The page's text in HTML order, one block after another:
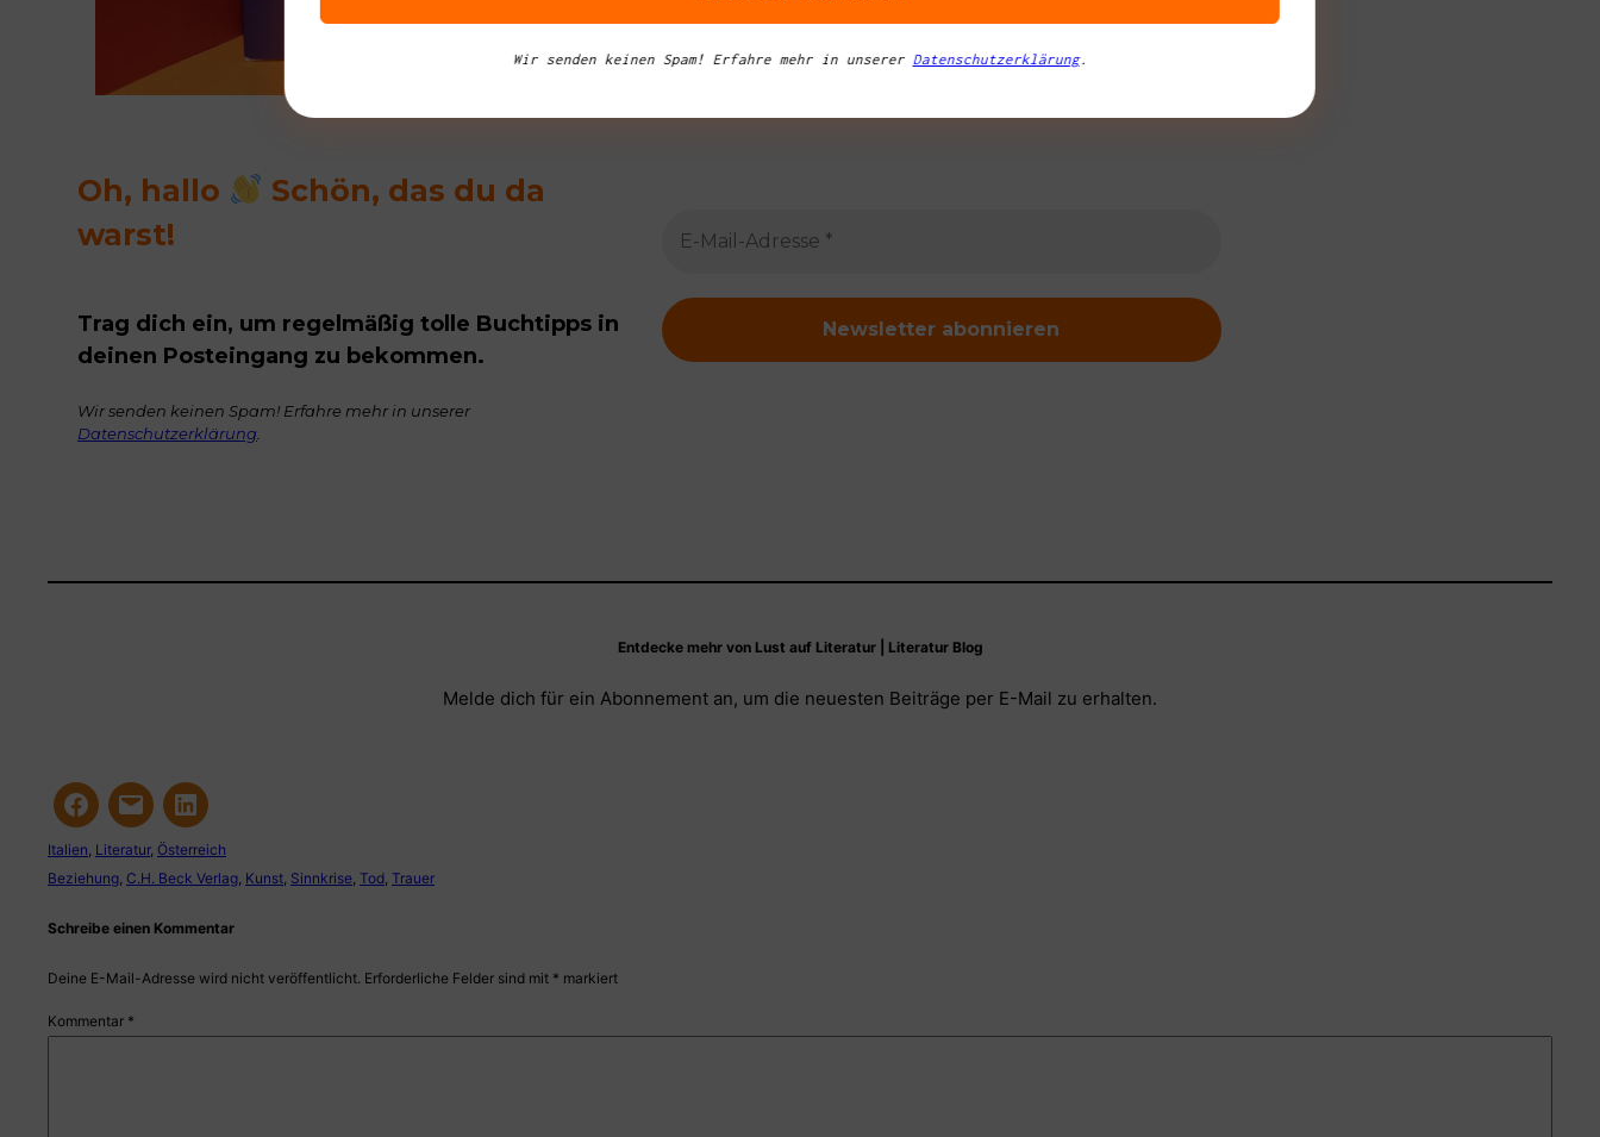
Oh, hallo
Schön, das du da
warst!
Trag dich ein, um regelmäßig tolle Buchtipps in
deinen Posteingang zu bekommen.
Wir senden keinen Spam! Erfahre mehr in unserer
Datenschutzerklärung
Wir senden keinen Spam! Erfahre mehr in unserer Datenschutzerklärung.
Entdecke mehr von Lust auf Literatur | Literatur Blog
Melde dich für ein Abonnement an, um die neuesten Beiträge per E-Mail zu erhalten.
Italien Literatur, Österreich
Beziehung C.H. Beck Verlag Kunst Sinnkrise Tod Trauer
Schreibe einen Kommentar
Deine E-Mail-Adresse wird nicht veröffentlicht. Erforderliche Felder sind mit * markiert
Kommentar *